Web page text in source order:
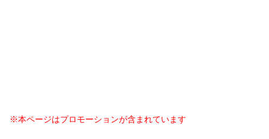
※本ページはプロモーションが含まれています